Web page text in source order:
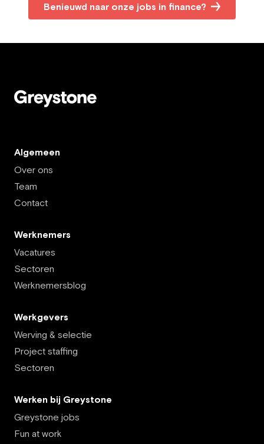
Benieuwd naar onze jobs in finance?
Algemeen
Over ons
Team
Contact
Werknemers
Vacatures
Sectoren
Werknemersblog
Werkgevers
Werving & selectie
Project staffing
Sectoren
Werken bij Greystone
Greystone jobs
Fun at work